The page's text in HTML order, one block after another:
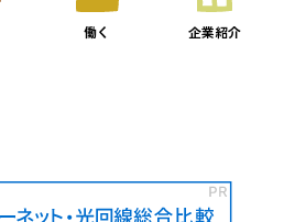
働く 企業紹介